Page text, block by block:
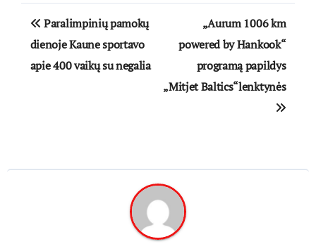
Navigacija
tarp
įrašų
Paralimpinių pamokų
dienoje Kaune sportavo
apie 400 vaikų su negalia
„Aurum 1006 km
powered by Hankook“
programą papildys
„Mitjet Baltics“lenktynės